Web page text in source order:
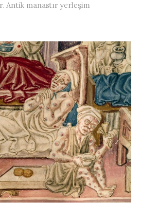
Antik manastır yerleşim